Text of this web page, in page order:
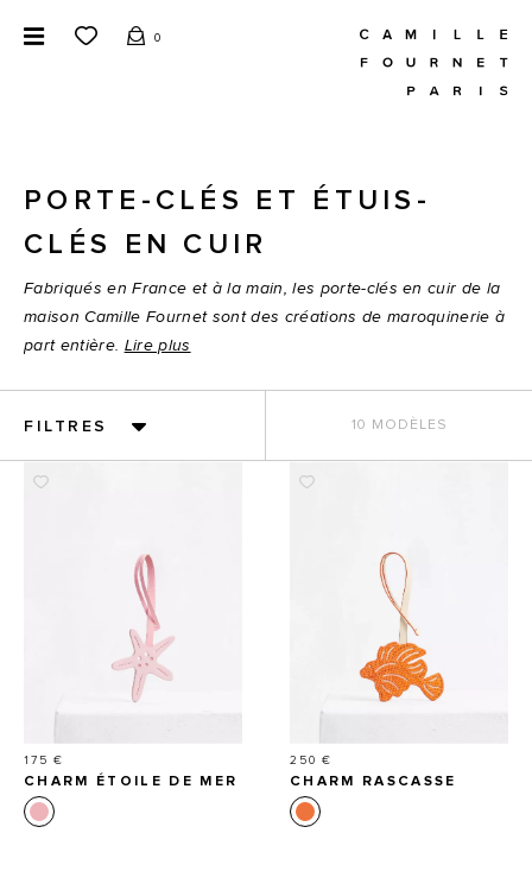
0
PORTE-CLÉS ET ÉTUIS-
CLÉS EN CUIR
Fabriqués en France et à la main, les porte-clés en cuir de la
maison Camille Fournet sont des créations de maroquinerie à
part entière. Lire plus
FILTRES 10 MODÈLES
Prix
175 €
CHARM ÉTOILE DE MER
Prix
250 €
CHARM RASCASSE